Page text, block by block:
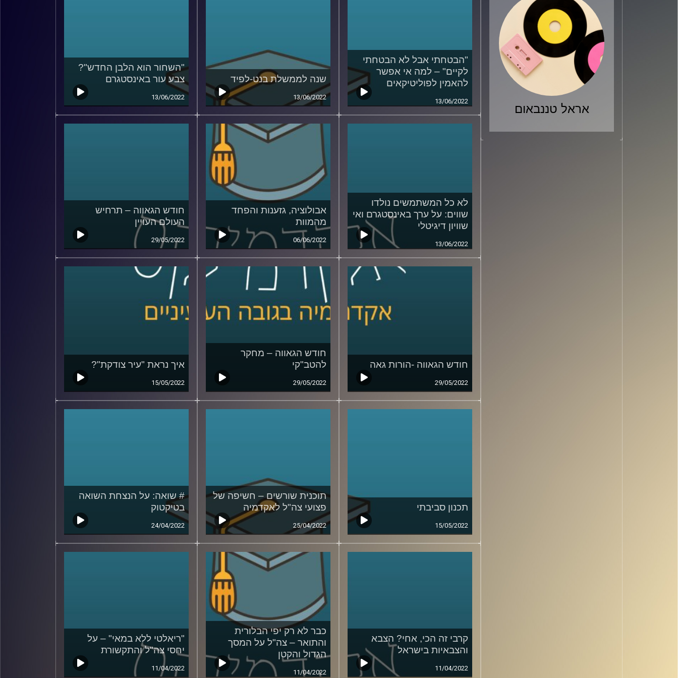
אראל טננבאום
"הבטחתי אבל לא הבטחתי
לקיים" – למה אי אפשר
להאמין לפוליטיקאים
13/06/2022
שנה לממשלת בנט-לפיד
13/06/2022
"השחור הוא הלבן החדש"?
צבע עור באינסטגרם
13/06/2022
לא כל המשתמשים נולדו
שווים: על ערך באינסטגרם ואי
שוויון דיגיטלי
13/06/2022
אבולוציה, גזענות והפחד
מהמוות
06/06/2022
חודש הגאווה – תרחיש
העולם העויין
29/05/2022
חודש הגאווה -הורות גאה
29/05/2022
חודש הגאווה – מחקר
להטב"קי
29/05/2022
איך נראת "עיר צודקת"?
15/05/2022
תכנון סביבתי
15/05/2022
תוכנית שורשים – חשיפה של
פצועי צה"ל לאקדמיה
25/04/2022
# שואה: על הנצחת השואה
בטיקטוק
24/04/2022
קרבי זה הכי, אחי? הצבא
והצבאיות בישראל
11/04/2022
כבר לא רק יפי הבלורית
והתואר – צה"ל על המסך
הגדול והקטן
11/04/2022
"ריאלטי ללא במאי" – על
יחסי צה"ל והתקשורת
11/04/2022